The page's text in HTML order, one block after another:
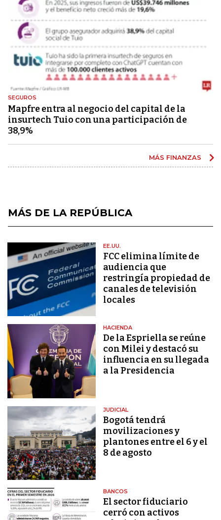
SEGUROS
Mapfre entra al negocio del capital de la
insurtech Tuio con una participación de
38,9%
MÁS FINANZAS
MÁS DE LA REPÚBLICA
EE.UU.
FCC elimina límite de
audiencia que
restringía propiedad de
canales de televisión
locales
HACIENDA
De la Espriella se reúne
con Milei y destacó su
influencia en su llegada
a la Presidencia
JUDICIAL
Bogotá tendrá
movilizaciones y
plantones entre el 6 y el
8 de agosto
BANCOS
El sector fiduciario
cerró con activos